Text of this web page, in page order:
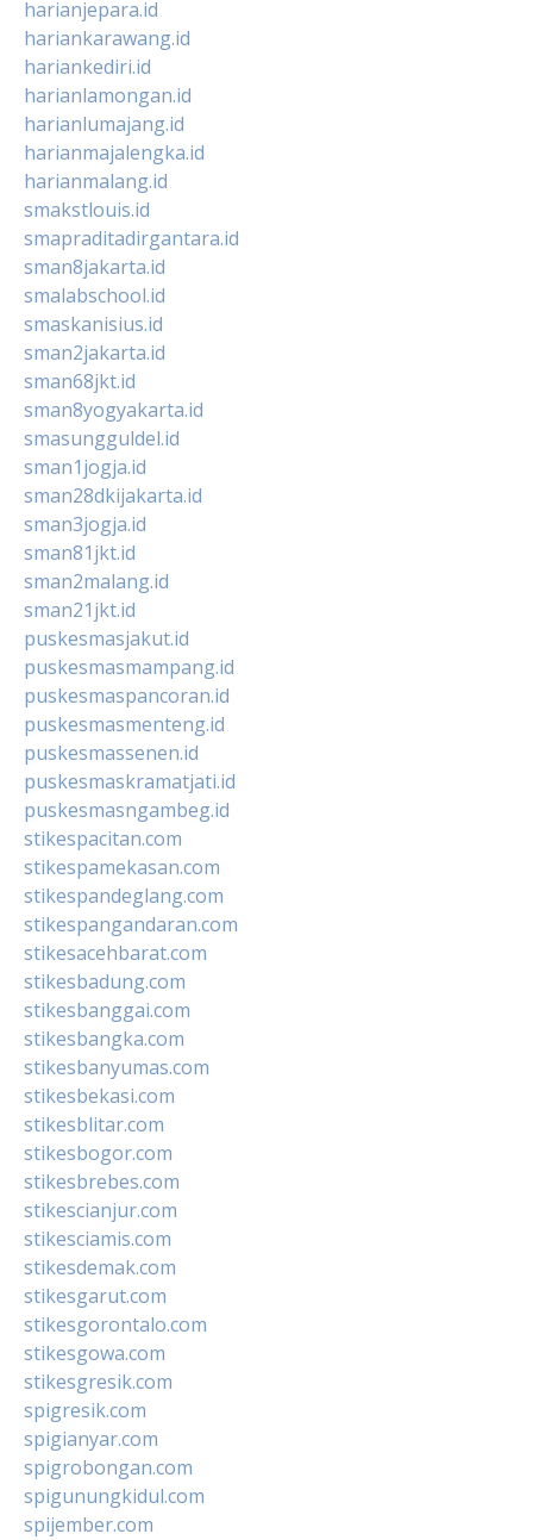
harianjepara.id
hariankarawang.id
hariankediri.id
harianlamongan.id
harianlumajang.id
harianmajalengka.id
harianmalang.id
smakstlouis.id
smapraditadirgantara.id
sman8jakarta.id
smalabschool.id
smaskanisius.id
sman2jakarta.id
sman68jkt.id
sman8yogyakarta.id
smasungguldel.id
sman1jogja.id
sman28dkijakarta.id
sman3jogja.id
sman81jkt.id
sman2malang.id
sman21jkt.id
puskesmasjakut.id
puskesmasmampang.id
puskesmaspancoran.id
puskesmasmenteng.id
puskesmassenen.id
puskesmaskramatjati.id
puskesmasngambeg.id
stikespacitan.com
stikespamekasan.com
stikespandeglang.com
stikespangandaran.com
stikesacehbarat.com
stikesbadung.com
stikesbanggai.com
stikesbangka.com
stikesbanyumas.com
stikesbekasi.com
stikesblitar.com
stikesbogor.com
stikesbrebes.com
stikescianjur.com
stikesciamis.com
stikesdemak.com
stikesgarut.com
stikesgorontalo.com
stikesgowa.com
stikesgresik.com
spigresik.com
spigianyar.com
spigrobongan.com
spigunungkidul.com
spijember.com